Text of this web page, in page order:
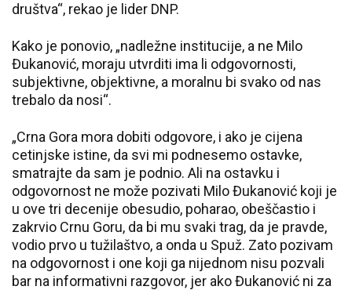
društva“, rekao je lider DNP.
Kako je ponovio, „nadležne institucije, a ne Milo
Đukanović, moraju utvrditi ima li odgovornosti,
subjektivne, objektivne, a moralnu bi svako od nas
trebalo da nosi“.
„Crna Gora mora dobiti odgovore, i ako je cijena
cetinjske istine, da svi mi podnesemo ostavke,
smatrajte da sam je podnio. Ali na ostavku i
odgovornost ne može pozivati Milo Đukanović koji je
u ove tri decenije obesudio, poharao, obeščastio i
zakrvio Crnu Goru, da bi mu svaki trag, da je pravde,
vodio prvo u tužilaštvo, a onda u Spuž. Zato pozivam
na odgovornost i one koji ga nijednom nisu pozvali
bar na informativni razgovor, jer ako Đukanović ni za